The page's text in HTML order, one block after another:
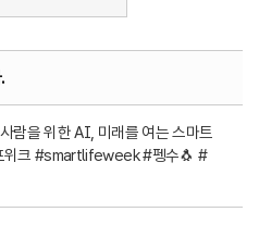
람을 위한 AI, 미래를 여는 스마트
위크 #smartlifeweek #펭수🐧 #